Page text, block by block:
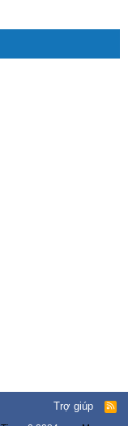
Trợ giúp
R